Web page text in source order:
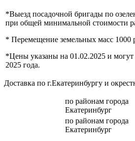
*Выезд посадочной бригады по
при общей минимальной стоимости
* Перемещение земельных масс 1000
*Цены указаны на 01.02.2025 и могут
2025 года.
Доставка по г.Екатеринбургу и
по районам города
Екатеринбург
по районам города
Екатеринбург